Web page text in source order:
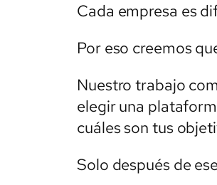
Cada empresa es
Por eso creemos
Nuestro trabajo
elegir una
cuáles son tus
Solo después de